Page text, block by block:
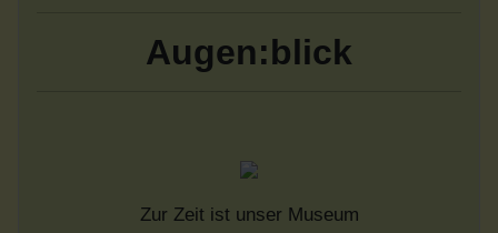
Augen:blick
Zur Zeit ist unser Museum